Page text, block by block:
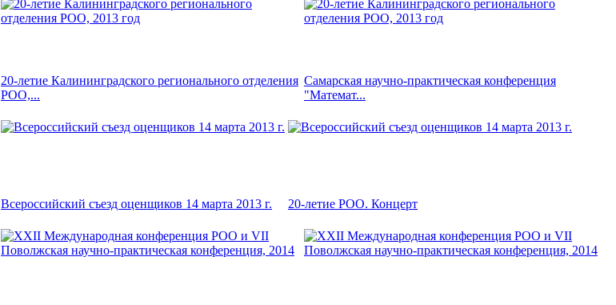
20-летие Калининградского регионального отделения
РОО,...
Самарская научно-практическая конференция
"Математ...
Всероссийский съезд оценщиков 14 марта 2013 г. 20-летие РОО. Концерт